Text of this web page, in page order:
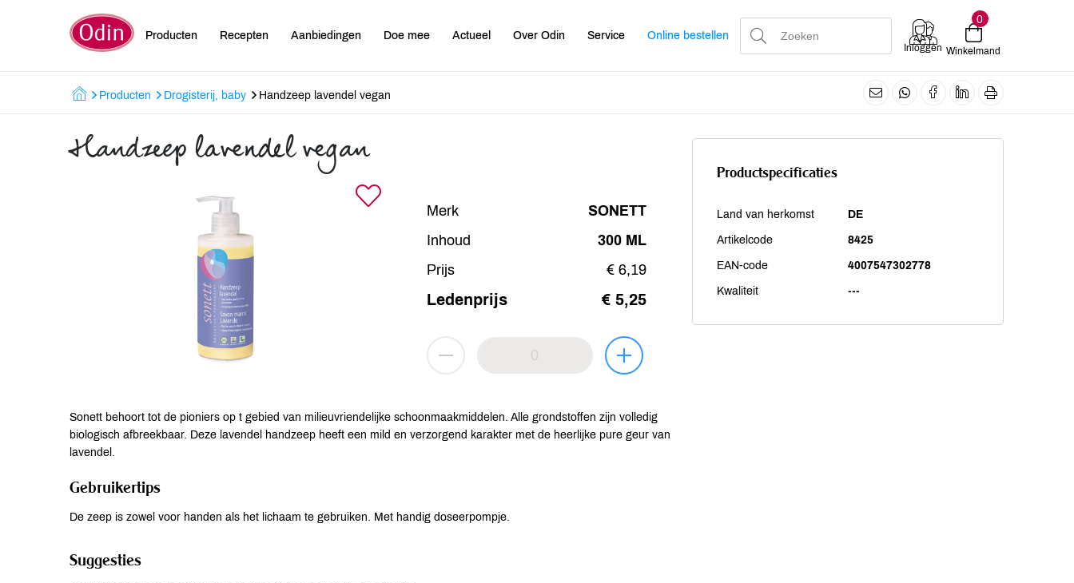
Producten Recepten Aanbiedingen Doe mee Actueel Over Odin Service Online bestellen
Inloggen
0
Winkelmand
Producten Drogisterij, baby Handzeep lavendel vegan
Handzeep lavendel vegan
Merk
SONETT
Inhoud
300 ML
Prijs
€ 6,19
Ledenprijs € 5,25
Sonett behoort tot de pioniers op t gebied van milieuvriendelijke schoonmaakmiddelen. Alle grondstoffen zijn volledig
biologisch afbreekbaar. Deze lavendel handzeep heeft een mild en verzorgend karakter met de heerlijke pure geur van
lavendel.
Gebruikertips
De zeep is zowel voor handen als het lichaam te gebruiken. Met handig doseerpompje.
Suggesties
Productspecificaties
Land van herkomst DE
Artikelcode 8425
EAN-code 4007547302778
Kwaliteit ---